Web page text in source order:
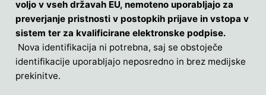
voljo v vseh državah EU, nemoteno uporabljajo za
preverjanje pristnosti v postopkih prijave in vstopa v
sistem ter za kvalificirane elektronske podpise.
Nova identifikacija ni potrebna, saj se obstoječe
identifikacije uporabljajo neposredno in brez medijske
prekinitve.